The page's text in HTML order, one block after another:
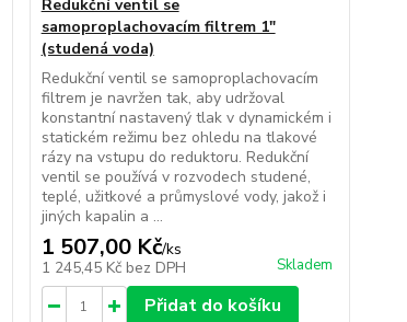
Redukční ventil se
samoproplachovacím filtrem 1"
(studená voda)
Redukční ventil se samoproplachovacím
filtrem je navržen tak, aby udržoval
konstantní nastavený tlak v dynamickém i
statickém režimu bez ohledu na tlakové
rázy na vstupu do reduktoru. Redukční
ventil se používá v rozvodech studené,
teplé, užitkové a průmyslové vody, jakož i
jiných kapalin a ...
1 507,00 Kč/ks
1 245,45 Kč bez DPH Skladem
Přidat do košíku